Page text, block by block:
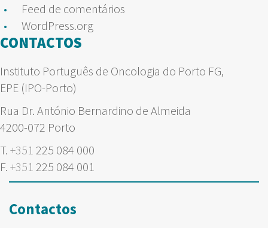
Feed de comentários
WordPress.org
CONTACTOS
Instituto Português de Oncologia do Porto FG,
EPE (IPO-Porto)
Rua Dr. António Bernardino de Almeida
4200-072 Porto
T. +351 225 084 000
F. +351 225 084 001
Contactos